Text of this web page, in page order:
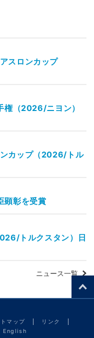
スロンカップ
権（2026/ニヨン）
カップ（2026/トル
顕彰を受賞
トルクスタン）日
ニュース一覧
マップ
リンク
English